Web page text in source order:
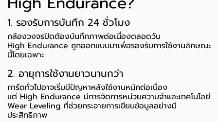
1. รองรับการบันทึก 24 ชั่วโมง
กล้องวงจรปิดต้องบันทึกภาพต่อเนื่องตลอดวัน
High Endurance ถูกออกแบบมาเพื่อรองรับการใช้งานลักษณะ
นี้โดยเฉพาะ
2. อายุการใช้งานยาวนานกว่า
การ์ดทั่วไปอาจเริ่มมีปัญหาหลังใช้งานหนักต่อเนื่อง
แต่ High Endurance มีการจัดการหน่วยความจำและเทคโนโลยี
Wear Leveling ที่ช่วยกระจายการเขียนข้อมูลอย่างมี
ประสิทธิภาพ